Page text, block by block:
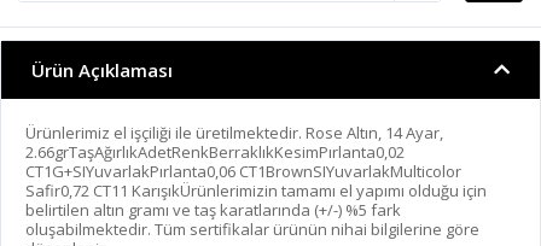
Ürün Açıklaması
Ürünlerimiz el işçiliği ile üretilmektedir. Rose Altın, 14 Ayar,
2.66grTaşAğırlıkAdetRenkBerraklıkKesimPırlanta0,02
CT1G+SIYuvarlakPırlanta0,06 CT1BrownSIYuvarlakMulticolor
Safir0,72 CT11 KarışıkÜrünlerimizin tamamı el yapımı olduğu için
belirtilen altın gramı ve taş karatlarında (+/-) %5 fark
oluşabilmektedir. Tüm sertifikalar ürünün nihai bilgilerine göre